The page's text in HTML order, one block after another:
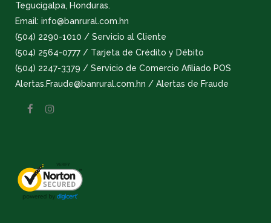
Tegucigalpa, Honduras.
Email: info@banrural.com.hn
(504) 2290-1010 / Servicio al Cliente
(504) 2564-0777 / Tarjeta de Crédito y Débito
(504) 2247-3379 / Servicio de Comercio Afiliado POS
Alertas.Fraude@banrural.com.hn / Alertas de Fraude